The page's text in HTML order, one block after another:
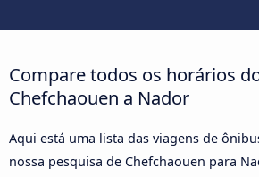
Compare todos os horários
Chefchaouen a Nador
Aqui está uma lista das viagens de
nossa pesquisa de Chefchaouen para